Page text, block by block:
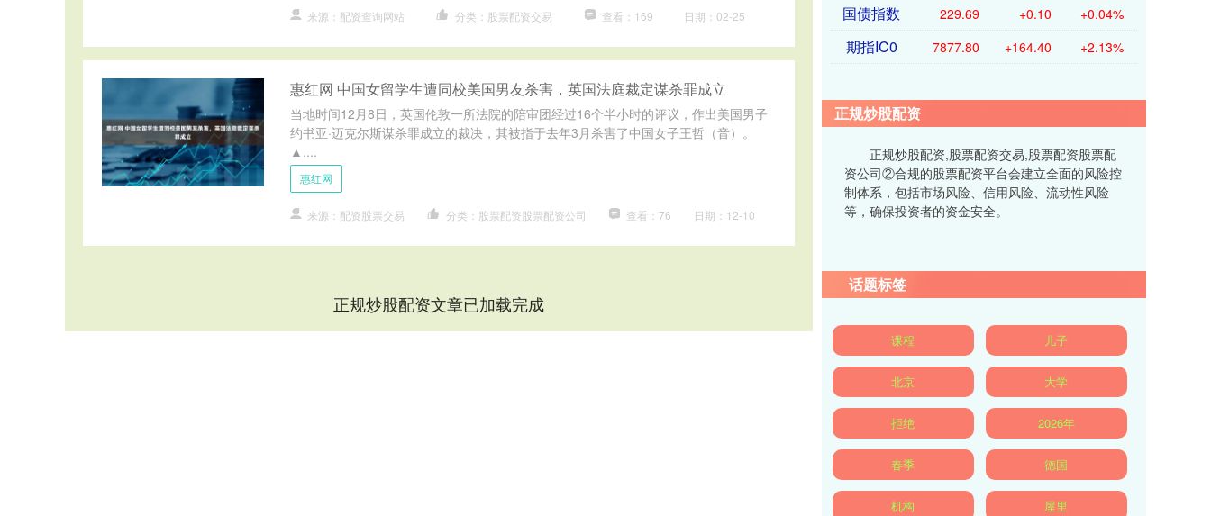
来源：配资查询网站 分类：股票配资交易 查看：169 日期：02-25
惠红网 中国女留学生遭同校美国男友杀害，英国法庭裁定谋杀罪成立
当地时间12月8日，英国伦敦一所法院的陪审团经过16个半小时的评议，作出美国男子
约书亚·迈克尔斯谋杀罪成立的裁决，其被指于去年3月杀害了中国女子王哲（音）。
▲....
惠红网
来源：配资股票交易 分类：股票配资股票配资公司 查看：76 日期：12-10
正规炒股配资文章已加载完成
国债指数 229.69 +0.10 +0.04%
期指IC0 7877.80 +164.40 +2.13%
正规炒股配资
正规炒股配资,股票配资交易,股票配资股票配
资公司②合规的股票配资平台会建立全面的风险控
制体系，包括市场风险、信用风险、流动性风险
等，确保投资者的资金安全。
话题标签
课程 儿子
北京 大学
拒绝 2026年
春季 德国
机构 屋里